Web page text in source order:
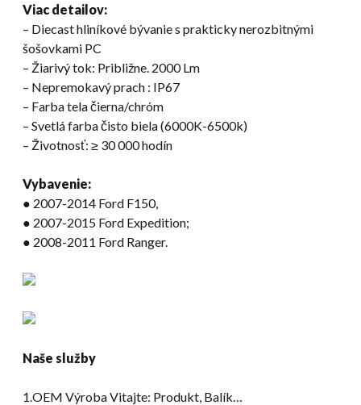
Viac detailov:
– Diecast hliníkové bývanie s prakticky nerozbitnými
šošovkami PC
– Žiarivý tok: Približne. 2000 Lm
– Nepremokavý prach : IP67
– Farba tela čierna/chróm
– Svetlá farba čisto biela (6000K-6500k)
– Životnosť: ≥ 30 000 hodín
Vybavenie:
● 2007-2014 Ford F150,
● 2007-2015 Ford Expedition;
● 2008-2011 Ford Ranger.
Naše služby
1.OEM Výroba Vitajte: Produkt, Balík…